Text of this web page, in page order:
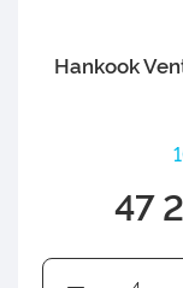
Hankook
47